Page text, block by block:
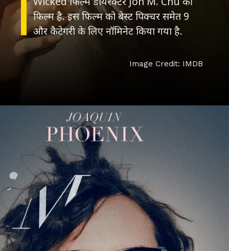
फिल्म है. इस फिल्म को बेस्ट पिक्चर समेत 9
और कैटेगरी के लिए नॉमिनेट किया गया है.
Image Credit: IMDB